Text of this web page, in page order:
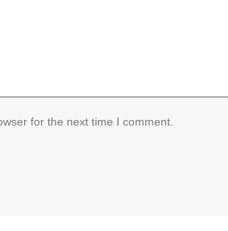
for the next time I comment.